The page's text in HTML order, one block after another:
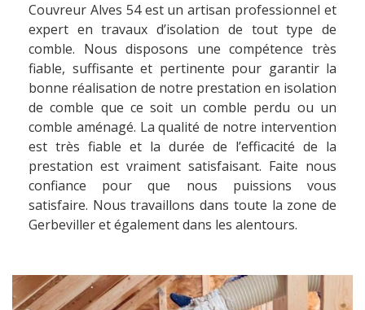
Couvreur Alves 54 est un artisan professionnel et
expert en travaux d’isolation de tout type de
comble. Nous disposons une compétence très
fiable, suffisante et pertinente pour garantir la
bonne réalisation de notre prestation en isolation
de comble que ce soit un comble perdu ou un
comble aménagé. La qualité de notre intervention
est très fiable et la durée de l’efficacité de la
prestation est vraiment satisfaisant. Faite nous
confiance pour que nous puissions vous
satisfaire. Nous travaillons dans toute la zone de
Gerbeviller et également dans les alentours.